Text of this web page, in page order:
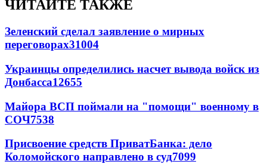
ЧИТАЙТЕ ТАКЖЕ
Зеленский сделал заявление о мирных
переговорах31004
Украинцы определились насчет вывода войск из
Донбасса12655
Майора ВСП поймали на "помощи" военному в
СОЧ7538
Присвоение средств ПриватБанка: дело
Коломойского направлено в суд7099